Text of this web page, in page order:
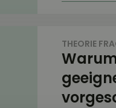
THEORIE